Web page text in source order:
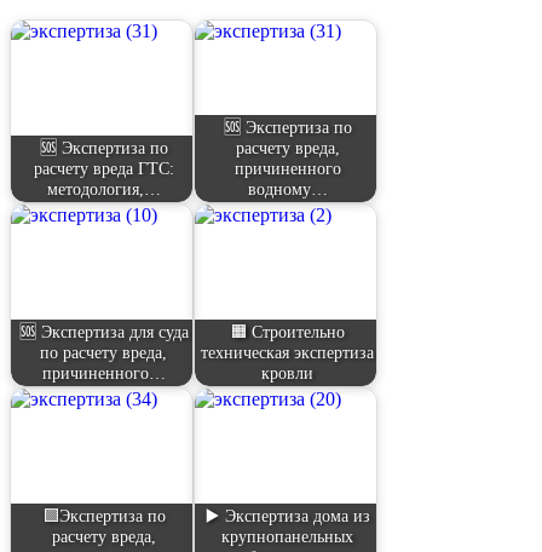
🆘 Экспертиза по
расчету вреда ГТС:
методология,…
🆘 Экспертиза по
расчету вреда,
причиненного
водному…
🆘 Экспертиза для суда
по расчету вреда,
причиненного…
🟧 Строительно
техническая экспертиза
кровли
🟩Экспертиза по
расчету вреда,
▶️ Экспертиза дома из
крупнопанельных